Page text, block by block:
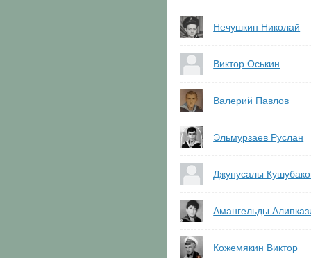
Нечушкин Николай
Виктор Оськин
Валерий Павлов
Эльмурзаев Руслан
Джунусалы
Амангельды
Кожемякин Виктор